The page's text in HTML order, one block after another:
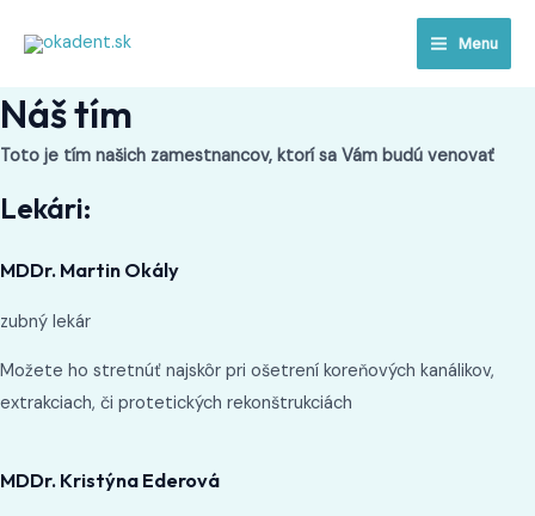
Main
Menu
Menu
Náš tím
Toto je tím našich zamestnancov, ktorí sa Vám budú venovať
Lekári:
MDDr. Martin Okály
zubný lekár
Možete ho stretnúť najskôr pri ošetrení koreňových kanálikov,
extrakciach, či protetických rekonštrukciách
MDDr. Kristýna Ederová